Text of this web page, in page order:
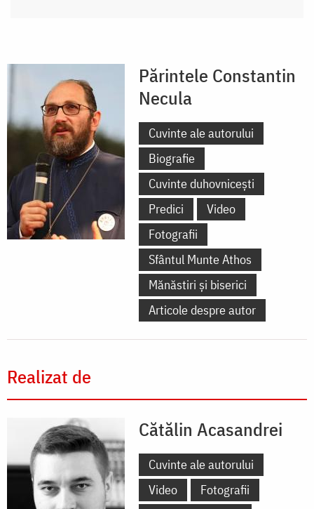
Părintele Constantin
Necula
Cuvinte ale autorului
Biografie
Cuvinte duhovnicești
Predici
Video
Fotografii
Sfântul Munte Athos
Mănăstiri și biserici
Articole despre autor
Realizat de
Cătălin Acasandrei
Cuvinte ale autorului
Video
Fotografii